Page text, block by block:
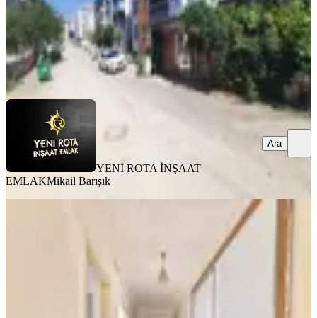
YENİ ROTA İNŞAAT EMLAK Mikail Barışık
Ara
YENİ ROTA İNŞAAT
EMLAKMikail Barışık
Ara
Yeni Rota'dan Boğaziçi Mahallesi
Onikişubat, Boğaziçi Mahallesi
·04.08.2026
20.000 ₺